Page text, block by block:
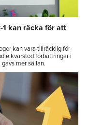
1 kan räcka för att
kan vara tillräcklig för
kvarstod förbättringar i
mer sällan.